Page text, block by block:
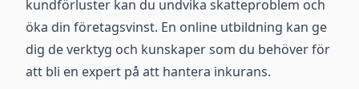
kundförluster kan du undvika skatteproblem och
öka din företagsvinst. En online utbildning kan ge
dig de verktyg och kunskaper som du behöver för
att bli en expert på att hantera inkurans.